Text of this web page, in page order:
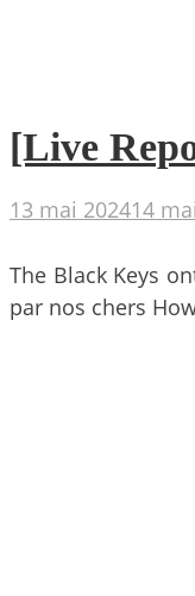
[Live
13 mai 202414
The Black Keys
par nos chers